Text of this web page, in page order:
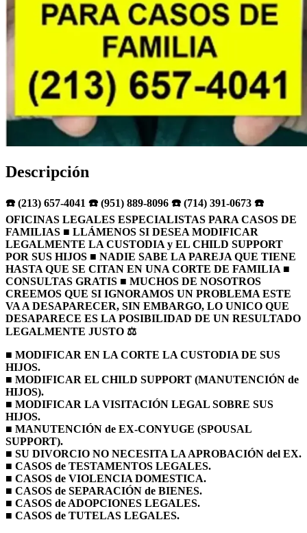
Descripción
☎️ (213) 657-4041 ☎️ (951) 889-8096 ☎️ (714) 391-0673 ☎️
OFICINAS LEGALES ESPECIALISTAS PARA CASOS DE
FAMILIAS ■ LLÁMENOS SI DESEA MODIFICAR
LEGALMENTE LA CUSTODIA y EL CHILD SUPPORT
POR SUS HIJOS ■ NADIE SABE LA PAREJA QUE TIENE
HASTA QUE SE CITAN EN UNA CORTE DE FAMILIA ■
CONSULTAS GRATIS ■ MUCHOS DE NOSOTROS
CREEMOS QUE SI IGNORAMOS UN PROBLEMA ESTE
VA A DESAPARECER, SIN EMBARGO, LO UNICO QUE
DESAPARECE ES LA POSIBILIDAD DE UN RESULTADO
LEGALMENTE JUSTO ⚖️
■ MODIFICAR EN LA CORTE LA CUSTODIA DE SUS
HIJOS.
■ MODIFICAR EL CHILD SUPPORT (MANUTENCIÓN de
HIJOS).
■ MODIFICAR LA VISITACIÓN LEGAL SOBRE SUS
HIJOS.
■ MANUTENCIÓN de EX-CONYUGE (SPOUSAL
SUPPORT).
■ SU DIVORCIO NO NECESITA LA APROBACIÓN del EX.
■ CASOS de TESTAMENTOS LEGALES.
■ CASOS de VIOLENCIA DOMESTICA.
■ CASOS de SEPARACIÓN de BIENES.
■ CASOS de ADOPCIONES LEGALES.
■ CASOS de TUTELAS LEGALES.